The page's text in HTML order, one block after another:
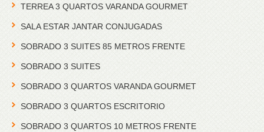
TERREA 3 QUARTOS VARANDA GOURMET
SALA ESTAR JANTAR CONJUGADAS
SOBRADO 3 SUITES 85 METROS FRENTE
SOBRADO 3 SUITES
SOBRADO 3 QUARTOS VARANDA GOURMET
SOBRADO 3 QUARTOS ESCRITORIO
SOBRADO 3 QUARTOS 10 METROS FRENTE